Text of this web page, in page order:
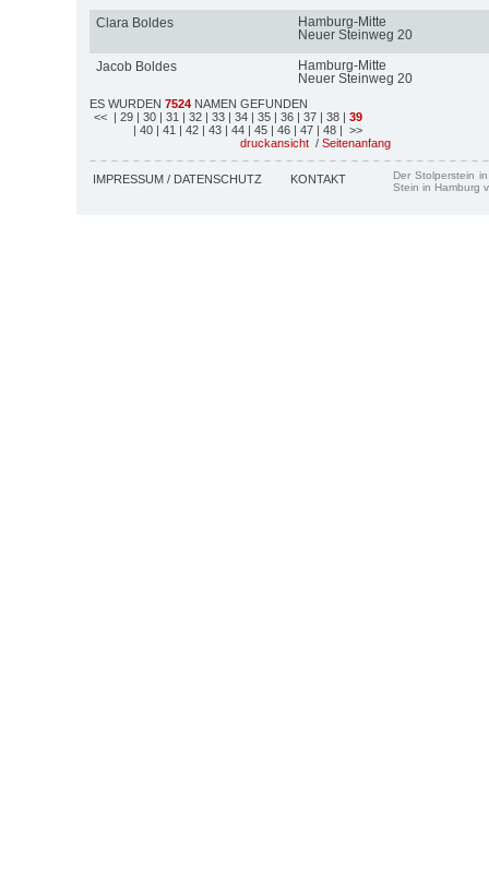
Clara Boldes
Hamburg-Mitte
Neuer Steinweg 20
Jacob Boldes
Hamburg-Mitte
Neuer Steinweg 20
ES WURDEN 7524 NAMEN GEFUNDEN
<< | 29 | 30 | 31 | 32 | 33 | 34 | 35 | 36 | 37 | 38 | 39
| 40 | 41 | 42 | 43 | 44 | 45 | 46 | 47 | 48 | >>
druckansicht / Seitenanfang
IMPRESSUM / DATENSCHUTZ KONTAKT
Der Stolperstein
Stein in Hamburg